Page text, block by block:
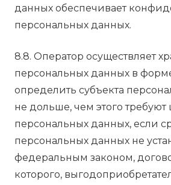
данных обеспечивает
персональных данных.
8.8. Оператор осуществляет
персональных данных в
определить субъекта
не дольше, чем этого требуют
персональных данных, если
персональных данных не
федеральным законом,
которого,